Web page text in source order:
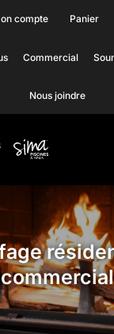
compte Panier
Commercial
Nous joindre
commercial